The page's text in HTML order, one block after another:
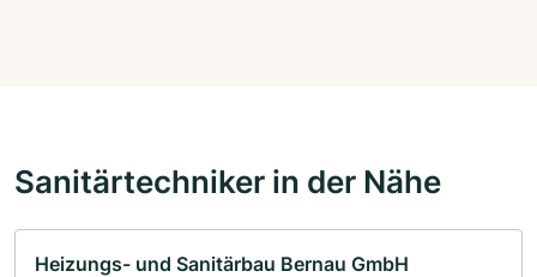
Sanitärtechniker in der Nähe
Heizungs- und Sanitärbau Bernau GmbH